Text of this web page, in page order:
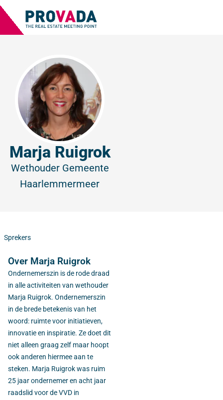
Marja Ruigrok
Wethouder Gemeente
Haarlemmermeer
Sprekers
Over Marja Ruigrok
Ondernemerszin is de rode draad
in alle activiteiten van wethouder
Marja Ruigrok. Ondernemerszin
in de brede betekenis van het
woord: ruimte voor initiatieven,
innovatie en inspiratie. Ze doet dit
niet alleen graag zelf maar hoopt
ook anderen hiermee aan te
steken. Marja Ruigrok was ruim
25 jaar ondernemer en acht jaar
raadslid voor de VVD in